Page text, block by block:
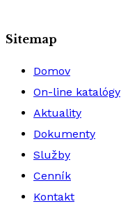
Sitemap
Domov
On-line katalógy
Aktuality
Dokumenty
Služby
Cenník
Kontakt